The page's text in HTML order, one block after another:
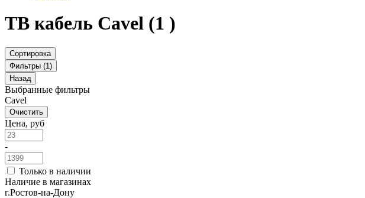
ТВ кабель Cavel (1 )
Сортировка
Фильтры (1)
Назад
Выбранные фильтры
Cavel
Очистить
Цена, руб
-
Только в наличии
Наличие в магазинах
г.Ростов-на-Дону